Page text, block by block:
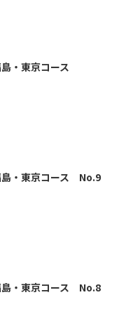
東京コース
東京コース No.9
東京コース No.8